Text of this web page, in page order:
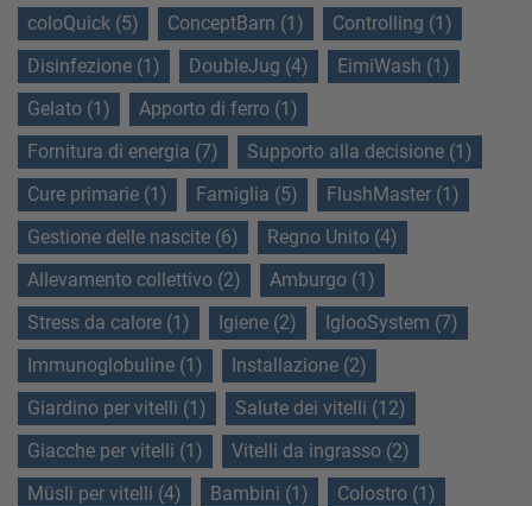
coloQuick (5)
ConceptBarn (1)
Controlling (1)
Disinfezione (1)
DoubleJug (4)
EimiWash (1)
Gelato (1)
Apporto di ferro (1)
Fornitura di energia (7)
Supporto alla decisione (1)
Cure primarie (1)
Famiglia (5)
FlushMaster (1)
Gestione delle nascite (6)
Regno Unito (4)
Allevamento collettivo (2)
Amburgo (1)
Stress da calore (1)
Igiene (2)
IglooSystem (7)
Immunoglobuline (1)
Installazione (2)
Giardino per vitelli (1)
Salute dei vitelli (12)
Giacche per vitelli (1)
Vitelli da ingrasso (2)
Müsli per vitelli (4)
Bambini (1)
Colostro (1)